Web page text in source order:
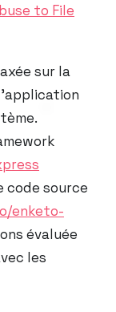
to File
sur la
code source
enketo-
évaluée
les